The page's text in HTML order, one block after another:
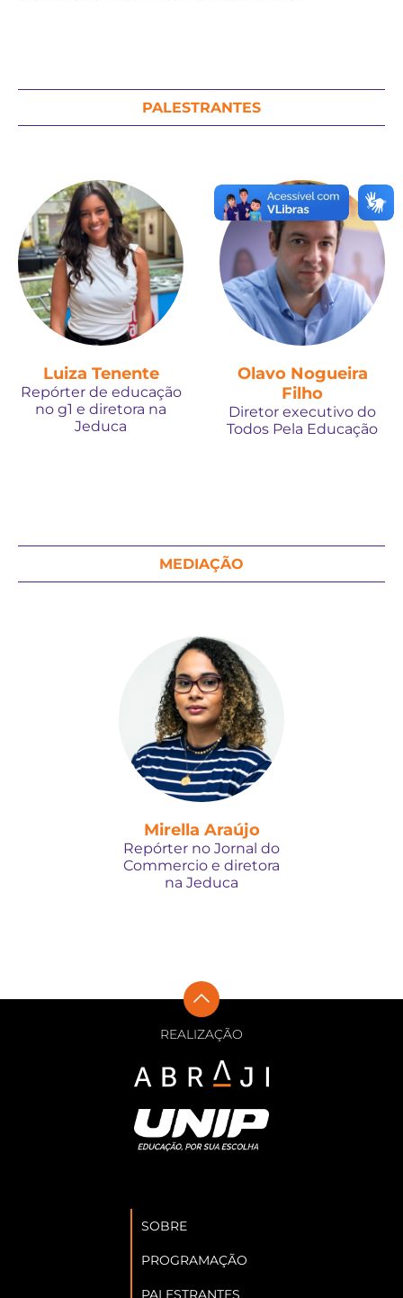
PALESTRANTES
Luiza Tenente
Repórter de educação
no g1 e diretora na
Jeduca
Olavo Nogueira
Filho
Diretor executivo do
Todos Pela Educação
MEDIAÇÃO
Mirella Araújo
Repórter no Jornal do
Commercio e diretora
na Jeduca
REALIZAÇÃO
SOBRE
PROGRAMAÇÃO
PALESTRANTES